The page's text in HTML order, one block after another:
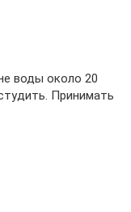
воды около 20
Принимать